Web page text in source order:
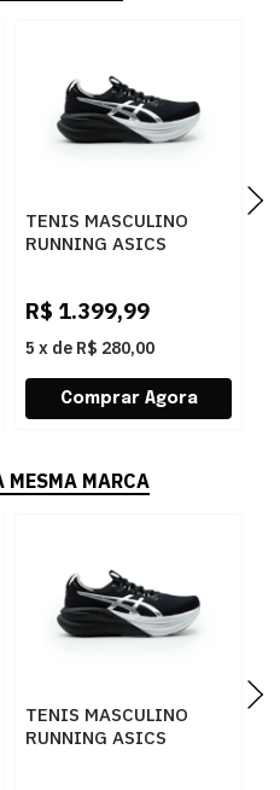
TENIS MASCULINO
RUNNING ASICS
R$ 1.399,99
5 x de R$ 280,00
MESMA MARCA
TENIS MASCULINO
RUNNING ASICS